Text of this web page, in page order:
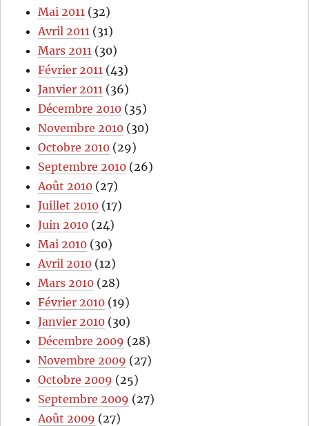
Mai 2011 (32)
Avril 2011 (31)
Mars 2011 (30)
Février 2011 (43)
Janvier 2011 (36)
Décembre 2010 (35)
Novembre 2010 (30)
Octobre 2010 (29)
Septembre 2010 (26)
Août 2010 (27)
Juillet 2010 (17)
Juin 2010 (24)
Mai 2010 (30)
Avril 2010 (12)
Mars 2010 (28)
Février 2010 (19)
Janvier 2010 (30)
Décembre 2009 (28)
Novembre 2009 (27)
Octobre 2009 (25)
Septembre 2009 (27)
Août 2009 (27)